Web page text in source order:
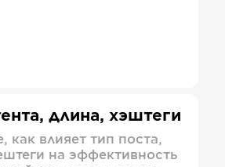
длина, хэштеги
как влияет тип поста,
на эффективность